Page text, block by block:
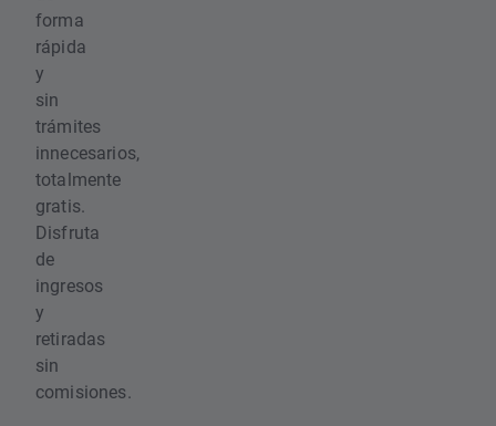
forma
rápida
y
sin
trámites
innecesarios,
totalmente
gratis.
Disfruta
de
ingresos
y
retiradas
sin
comisiones.